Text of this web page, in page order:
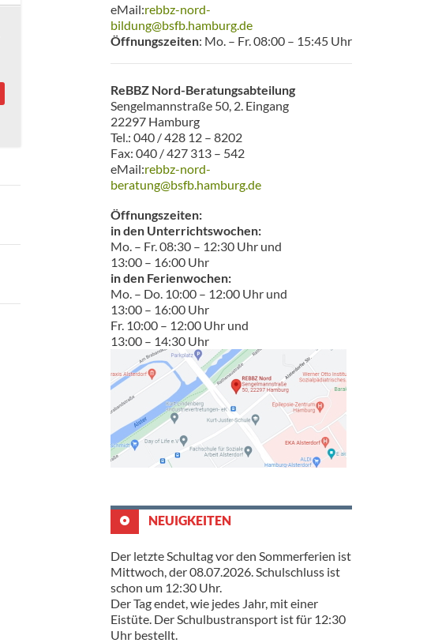
eMail:rebbz-nord-
bildung@bsfb.hamburg.de
Öffnungszeiten: Mo. – Fr. 08:00 – 15:45 Uhr
ReBBZ Nord-Beratungsabteilung
Sengelmannstraße 50, 2. Eingang
22297 Hamburg
Tel.: 040 / 428 12 – 8202
Fax: 040 / 427 313 – 542
eMail:rebbz-nord-
beratung@bsfb.hamburg.de
Öffnungszeiten:
in den Unterrichtswochen:
Mo. – Fr. 08:30 – 12:30 Uhr und
13:00 – 16:00 Uhr
in den Ferienwochen:
Mo. – Do. 10:00 – 12:00 Uhr und
13:00 – 16:00 Uhr
Fr. 10:00 – 12:00 Uhr und
13:00 – 14:30 Uhr
NEUIGKEITEN
Der letzte Schultag vor den Sommerferien ist
Mittwoch, der 08.07.2026. Schulschluss ist
schon um 12:30 Uhr.
Der Tag endet, wie jedes Jahr, mit einer
Eistüte. Der Schulbustransport ist für 12:30
Uhr bestellt.